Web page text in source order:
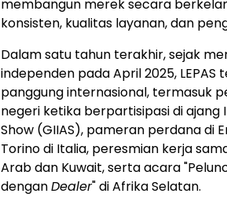
membangun merek secara
konsisten, kualitas layanan, dan
Dalam satu tahun terakhir, sejak
independen pada April 2025,
panggung internasional, termasuk
negeri ketika berpartisipasi di
Show (GIIAS), pameran perdana di
Torino di Italia, peresmian kerja
Arab dan Kuwait, serta acara
denganDealer" di Afrika Selatan.